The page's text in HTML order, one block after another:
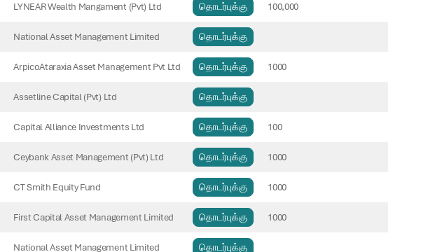
LYNEAR Wealth Mangament (Pvt) Ltd தொடர்புக்கு 100,000
National Asset Management Limited தொடர்புக்கு
ArpicoAtaraxia Asset Management Pvt Ltd தொடர்புக்கு 1000
Assetline Capital (Pvt) Ltd தொடர்புக்கு
Capital Alliance Investments Ltd தொடர்புக்கு 100
Ceybank Asset Management (Pvt) Ltd தொடர்புக்கு 1000
CT Smith Equity Fund தொடர்புக்கு 1000
First Capital Asset Management Limited தொடர்புக்கு 1000
National Asset Management Limited தொடர்புக்கு